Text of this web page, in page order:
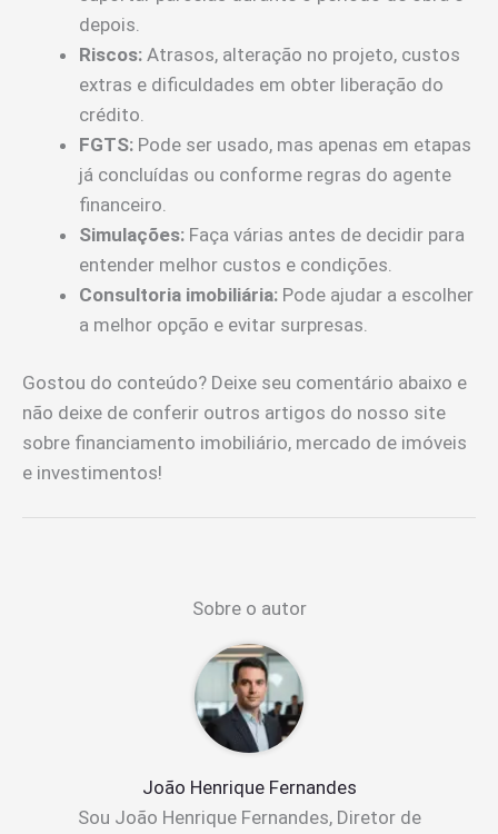
depois.
Riscos: Atrasos, alteração no projeto, custos
extras e dificuldades em obter liberação do
crédito.
FGTS: Pode ser usado, mas apenas em etapas
já concluídas ou conforme regras do agente
financeiro.
Simulações: Faça várias antes de decidir para
entender melhor custos e condições.
Consultoria imobiliária: Pode ajudar a escolher
a melhor opção e evitar surpresas.
Gostou do conteúdo? Deixe seu comentário abaixo e
não deixe de conferir outros artigos do nosso site
sobre financiamento imobiliário, mercado de imóveis
e investimentos!
Sobre o autor
João Henrique Fernandes
Sou João Henrique Fernandes, Diretor de